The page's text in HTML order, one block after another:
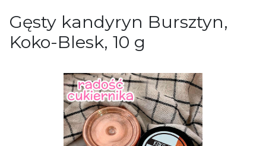
Gęsty kandyryn Bursztyn,
Koko-Blesk, 10 g